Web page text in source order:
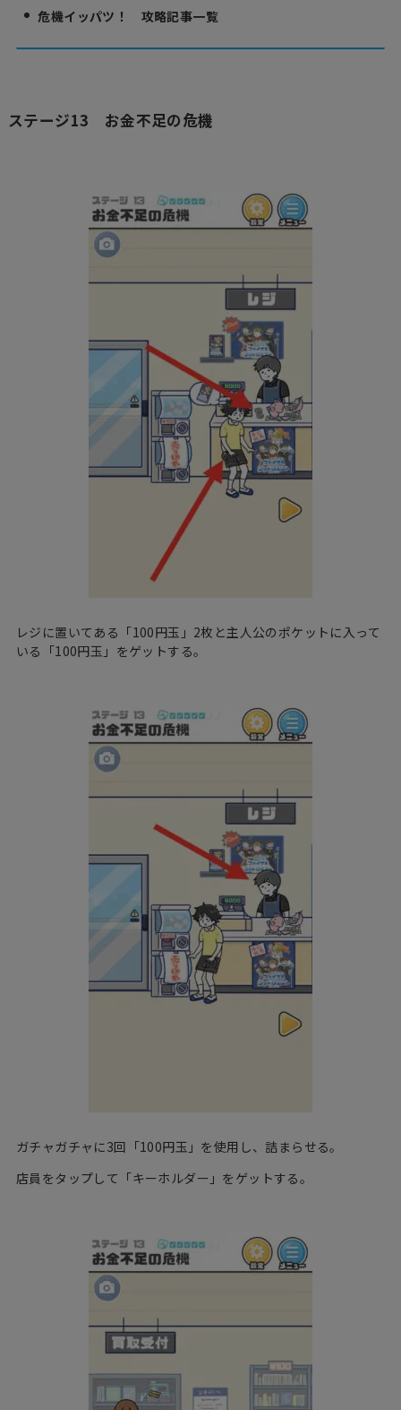
危機イッパツ！ 攻略記事一覧
ステージ13 お金不足の危機
レジに置いてある「100円玉」2枚と主人公のポケットに入って
いる「100円玉」をゲットする。
ガチャガチャに3回「100円玉」を使用し、詰まらせる。
店員をタップして「キーホルダー」をゲットする。